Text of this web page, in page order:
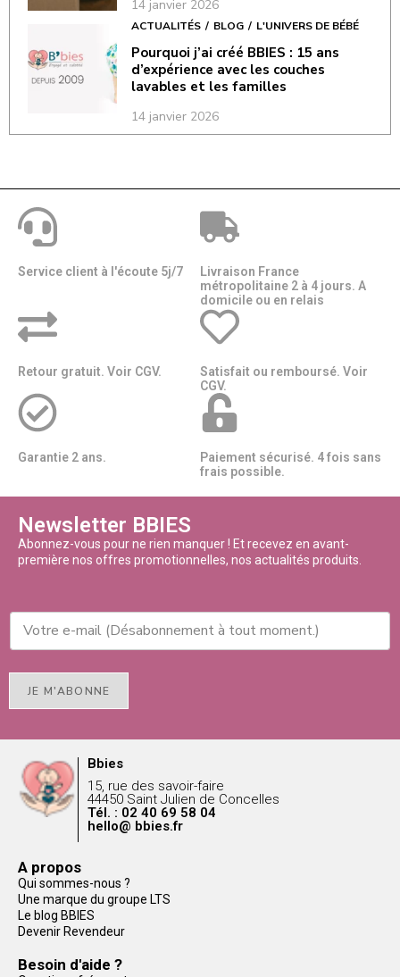
14 janvier 2026
ACTUALITÉS BLOG L'UNIVERS DE BÉBÉ
Pourquoi j’ai créé BBIES : 15 ans
d’expérience avec les couches
lavables et les familles
14 janvier 2026
Service client à l'écoute 5j/7
Livraison France
métropolitaine 2 à 4 jours. A
domicile ou en relais​​
Retour gratuit. Voir CGV.
Satisfait ou remboursé. Voir
CGV.
Garantie 2 ans.
Paiement sécurisé. 4 fois sans
frais possible.
Newsletter BBIES
Abonnez-vous pour ne rien manquer ! Et recevez en avant-
première nos offres promotionnelles, nos actualités produits.
JE M'ABONNE
Bbies
15, rue des savoir-faire
44450 Saint Julien de Concelles
Tél. : 02 40 69 58 04
hello@ bbies.fr
A propos
Qui sommes-nous ?
Une marque du groupe LTS
Le blog BBIES
Devenir Revendeur
Besoin d'aide ?